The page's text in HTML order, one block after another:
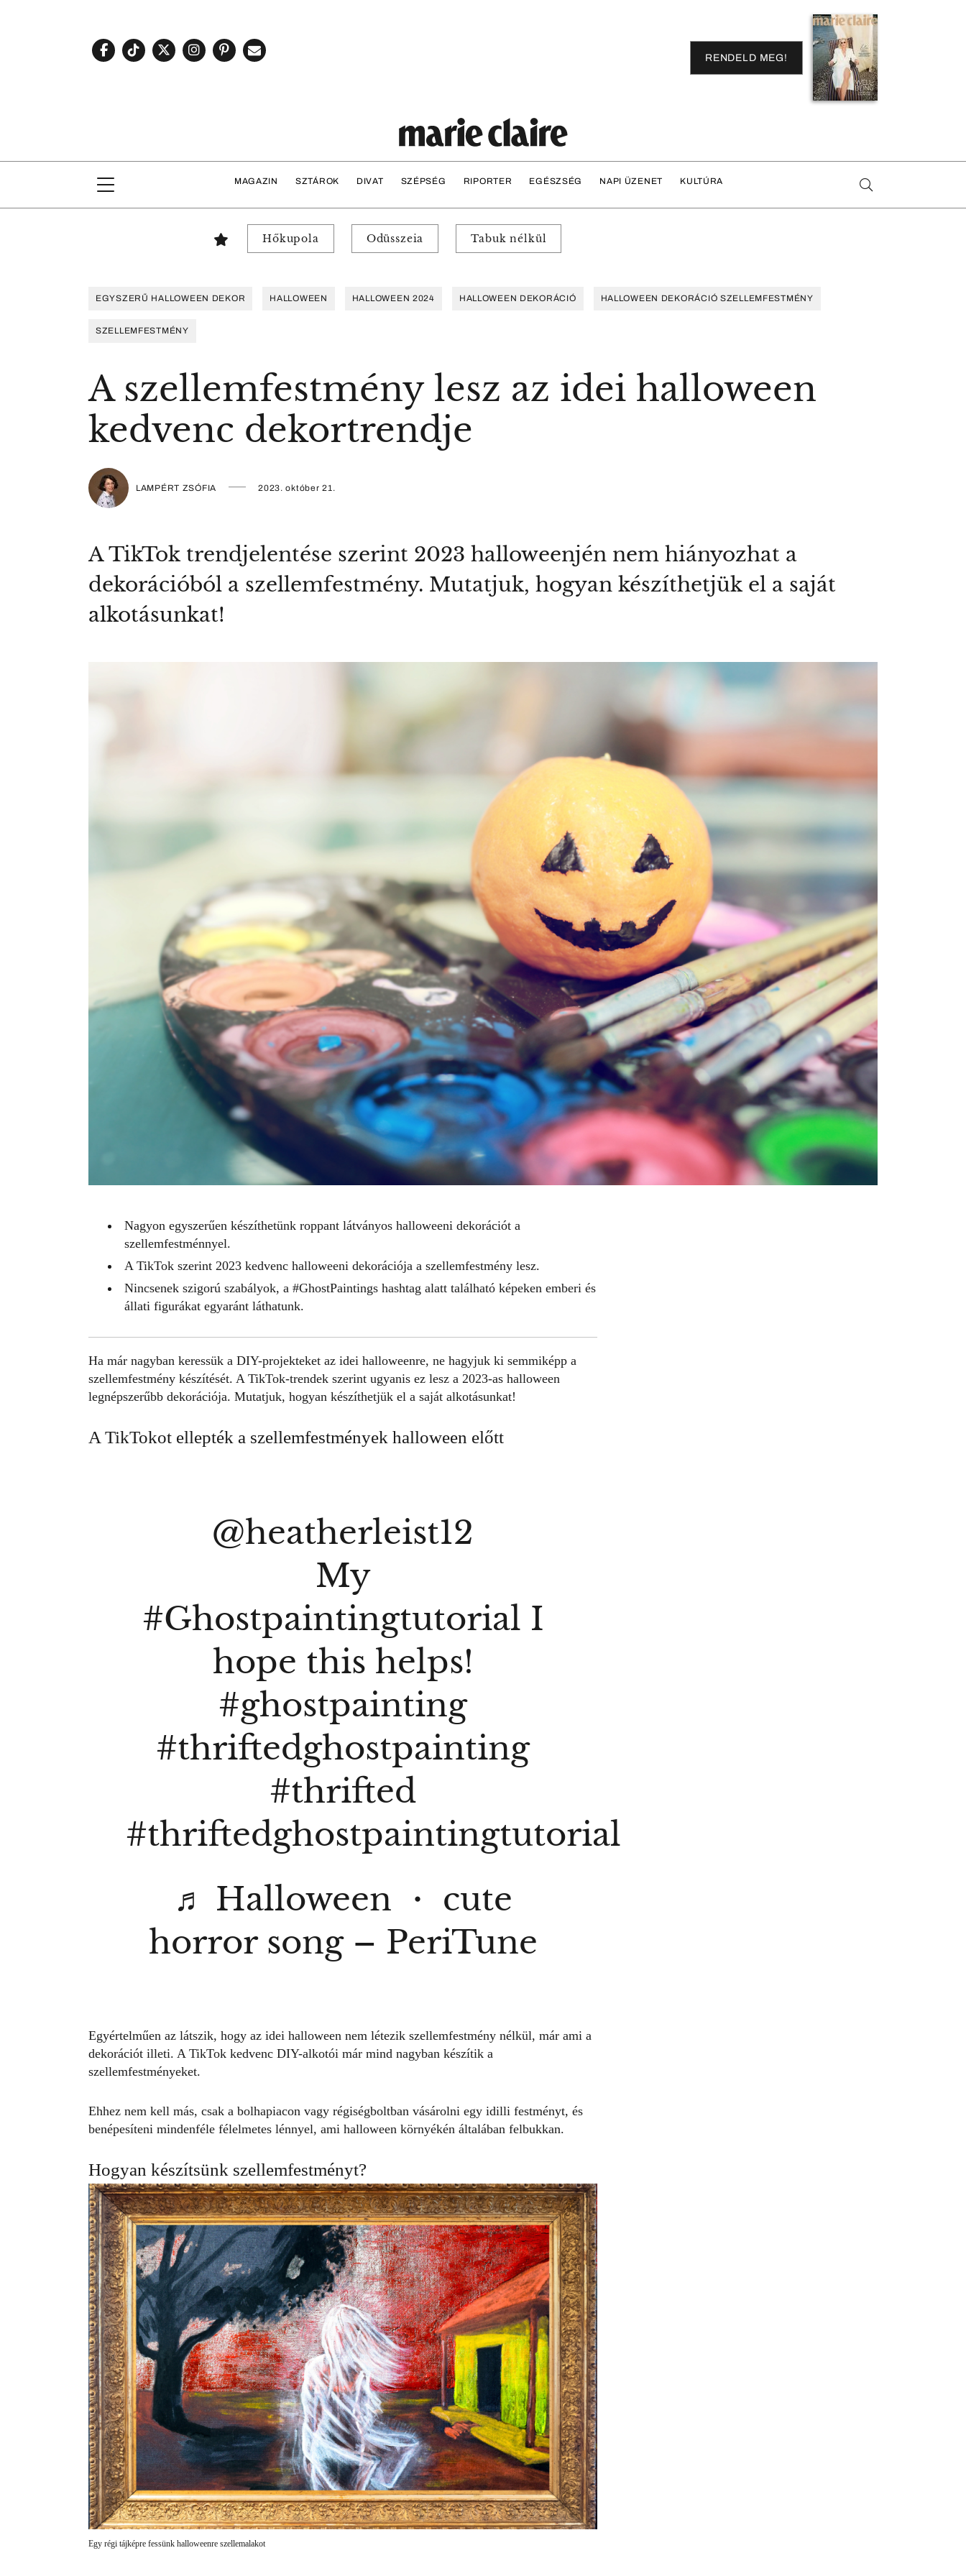
RENDELD MEG!
MAGAZIN SZTÁROK DIVAT SZÉPSÉG RIPORTER EGÉSZSÉG NAPI ÜZENET KULTÚRA
Hőkupola Odüsszeia Tabuk nélkül
EGYSZERŰ HALLOWEEN DEKOR HALLOWEEN HALLOWEEN 2024 HALLOWEEN DEKORÁCIÓ HALLOWEEN DEKORÁCIÓ SZELLEMFESTMÉNY
SZELLEMFESTMÉNY
A szellemfestmény lesz az idei halloween
kedvenc dekortrendje
LAMPÉRT ZSÓFIA 2023. október 21.
A TikTok trendjelentése szerint 2023 halloweenjén nem hiányozhat a
dekorációból a szellemfestmény. Mutatjuk, hogyan készíthetjük el a saját
alkotásunkat!
Nagyon egyszerűen készíthetünk roppant látványos halloweeni dekorációt a
szellemfestménnyel.
A TikTok szerint 2023 kedvenc halloweeni dekorációja a szellemfestmény lesz.
Nincsenek szigorú szabályok, a #GhostPaintings hashtag alatt található képeken emberi és
állati figurákat egyaránt láthatunk.
Ha már nagyban keressük a DIY-projekteket az idei halloweenre, ne hagyjuk ki semmiképp a
szellemfestmény készítését. A TikTok-trendek szerint ugyanis ez lesz a 2023-as halloween
legnépszerűbb dekorációja. Mutatjuk, hogyan készíthetjük el a saját alkotásunkat!
A TikTokot ellepték a szellemfestmények halloween előtt
@heatherleist12
My
#Ghostpaintingtutorial I
hope this helps!
#ghostpainting
#thriftedghostpainting
#thrifted
#thriftedghostpaintingtutorial
♬ Halloween ・ cute
horror song – PeriTune
Egyértelműen az látszik, hogy az idei halloween nem létezik szellemfestmény nélkül, már ami a
dekorációt illeti. A TikTok kedvenc DIY-alkotói már mind nagyban készítik a
szellemfestményeket.
Ehhez nem kell más, csak a bolhapiacon vagy régiségboltban vásárolni egy idilli festményt, és
benépesíteni mindenféle félelmetes lénnyel, ami halloween környékén általában felbukkan.
Hogyan készítsünk szellemfestményt?
Egy régi tájképre fessünk halloweenre szellemalakot